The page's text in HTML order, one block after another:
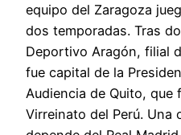
equipo del Zaragoza
dos temporadas. Tras
Deportivo Aragón, filial
fue capital de la
Audiencia de Quito, que
Virreinato del Perú. Una